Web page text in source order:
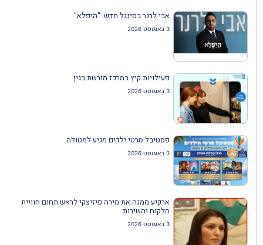
אבי לרנר בסינגל חדש: "היפלא"
3 באוגוסט 2026
פעילויות קיץ במרכז מורשת בגין
3 באוגוסט 2026
פסטיבל סרטי ילדים מגיע למטולה
3 באוגוסט 2026
ארקיע ממנה את מירה פיזיצקי לראש תחום חוויית
הלקוח והשירות
3 באוגוסט 2026